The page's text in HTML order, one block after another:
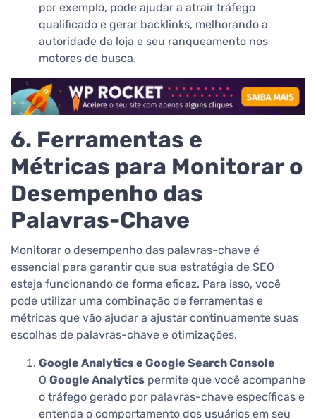
por exemplo, pode ajudar a atrair tráfego
qualificado e gerar backlinks, melhorando a
autoridade da loja e seu ranqueamento nos
motores de busca.
6. Ferramentas e
Métricas para Monitorar o
Desempenho das
Palavras-Chave
Monitorar o desempenho das palavras-chave é
essencial para garantir que sua estratégia de SEO
esteja funcionando de forma eficaz. Para isso, você
pode utilizar uma combinação de ferramentas e
métricas que vão ajudar a ajustar continuamente suas
escolhas de palavras-chave e otimizações.
Google Analytics e Google Search Console
O Google Analytics permite que você acompanhe
o tráfego gerado por palavras-chave específicas e
entenda o comportamento dos usuários em seu